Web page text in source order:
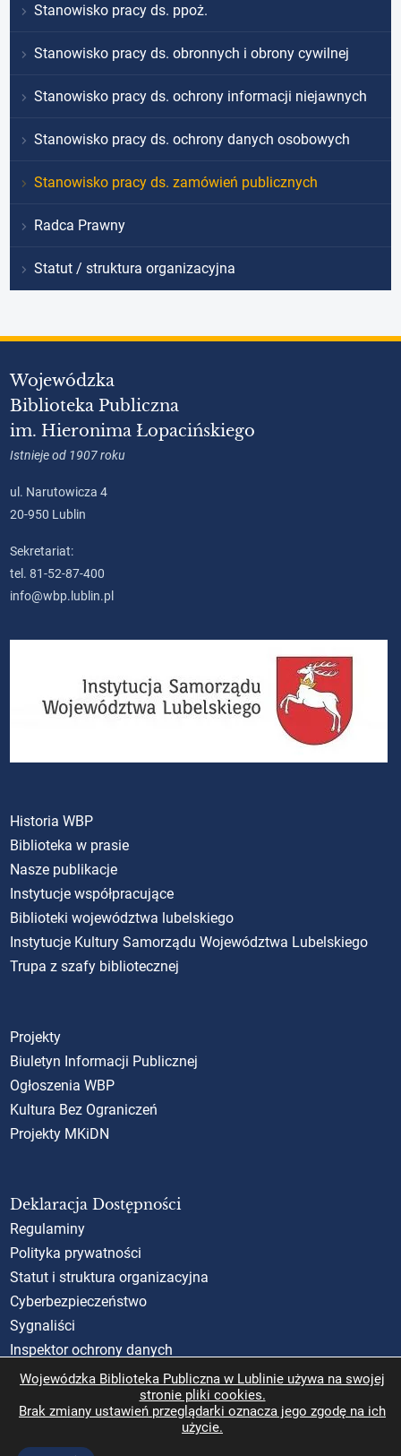
Stanowisko pracy ds. ppoż.
Stanowisko pracy ds. obronnych i obrony cywilnej
Stanowisko pracy ds. ochrony informacji niejawnych
Stanowisko pracy ds. ochrony danych osobowych
Stanowisko pracy ds. zamówień publicznych
Radca Prawny
Statut / struktura organizacyjna
Wojewódzka
Biblioteka Publiczna
im. Hieronima Łopacińskiego
Istnieje od 1907 roku
ul. Narutowicza 4
20-950 Lublin
Sekretariat:
tel. 81-52-87-400
info@wbp.lublin.pl
Historia WBP
Biblioteka w prasie
Nasze publikacje
Instytucje współpracujące
Biblioteki województwa lubelskiego
Instytucje Kultury Samorządu Województwa Lubelskiego
Trupa z szafy bibliotecznej
Projekty
Biuletyn Informacji Publicznej
Ogłoszenia WBP
Kultura Bez Ograniczeń
Projekty MKiDN
Deklaracja Dostępności
Regulaminy
Polityka prywatności
Statut i struktura organizacyjna
Cyberbezpieczeństwo
Sygnaliści
Inspektor ochrony danych
Standardy Ochrony Małoletnich (SOM)
Rzecznik Praw Obywatelskich
Wojewódzka Biblioteka Publiczna w Lublinie używa na swojej
stronie pliki cookies.
Brak zmiany ustawień przeglądarki oznacza jego zgodę na ich
użycie.